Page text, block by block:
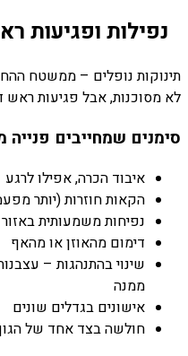
נפילות ופגיעות
תינוקות נופלים – ממשטח
לא מסוכנות, אבל פגיעות
סימנים שמחייבים פנייה
איבוד הכרה, אפילו לרגע
הקאות חוזרות (יותר
נפיחות משמעותית
דימום מהאוזן או מהאף
שינוי בהתנהגות –
ממנה
אישונים בגדלים שונים
חולשה בצד אחד של